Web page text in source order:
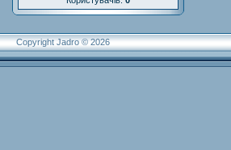
Copyright Jadro © 2026